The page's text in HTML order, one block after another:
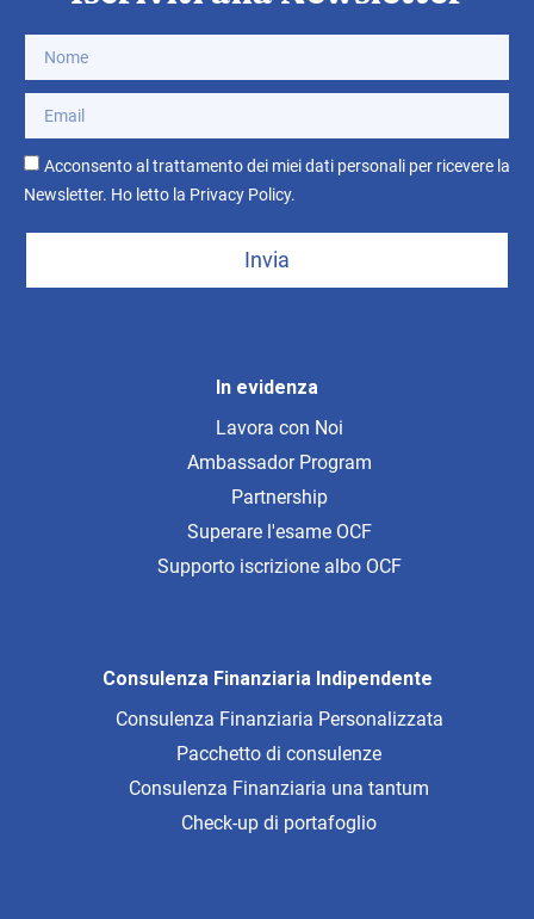
Consulenza Finanziaria Indipendente
Consulenza Finanziaria Personalizzata
Pacchetto di consulenze
Consulenza Finanziaria una tantum
Check-up di portafoglio
In evidenza
Lavora con Noi
Ambassador Program
Partnership
Superare l'esame OCF
Supporto iscrizione albo OCF
Acconsento al trattamento dei miei dati personali per ricevere la
Newsletter. Ho letto la Privacy Policy.
Invia